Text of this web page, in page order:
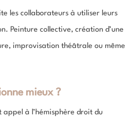
les collaborateurs à utiliser leurs
Peinture collective, création d’une
improvisation théâtrale ou même
mieux ?
à l’hémisphère droit du